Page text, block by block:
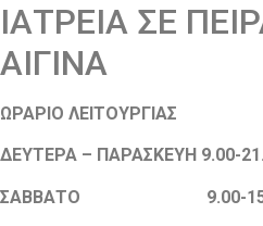
ΙΑΤΡΕΙΑ ΣΕ
ΑΙΓΙΝΑ
ΩΡΑΡΙΟ ΛΕΙΤΟΥΡΓΙΑΣ
ΔΕΥΤΕΡΑ – ΠΑΡΑΣΚΕΥΗ 9.00-
ΣΑΒΒΑΤΟ 9.00-